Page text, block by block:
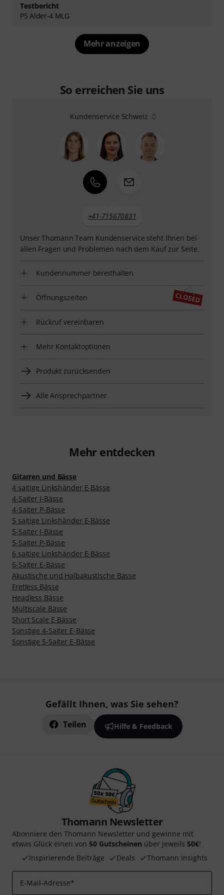
Testbericht
P5 Alder-4 MLG
Mehr anzeigen
So erreichen Sie uns
Kundenservice Schweiz
+41-715670831
Unser Thomann Team Kundenservice steht Ihnen bei
allen Fragen und Problemen nach dem Kauf zur Seite.
Kundennummer bereithalten
Öffnungszeiten
Rückruf vereinbaren
Mehr Kontaktoptionen
Produkt zurücksenden
Alle Ansprechpartner
Mehr entdecken
Gitarren und Bässe
4 saitige Linkshänder E-Bässe
4-Saiter J-Bässe
4-Saiter P-Bässe
5 saitige Linkshänder E-Bässe
5-Saiter J-Bässe
5-Saiter P-Bässe
6 saitige Linkshänder E-Bässe
6-Saiter E-Bässe
Akustische und Halbakustische Bässe
Fretless Bässe
Headless Bässe
Multiscale Bässe
Short Scale E-Bässe
Sonstige 4-Saiter E-Bässe
Sonstige 5-Saiter E-Bässe
Gefällt Ihnen, was Sie sehen?
Teilen Hilfe & Feedback
Thomann Newsletter
Abonniere den Thomann Newsletter und gewinne mit
etwas Glück einen von 50 Gutscheinen über jeweils 50€!
Inspirierende Beiträge
Deals Thomann Insights
E-Mail-Adresse*